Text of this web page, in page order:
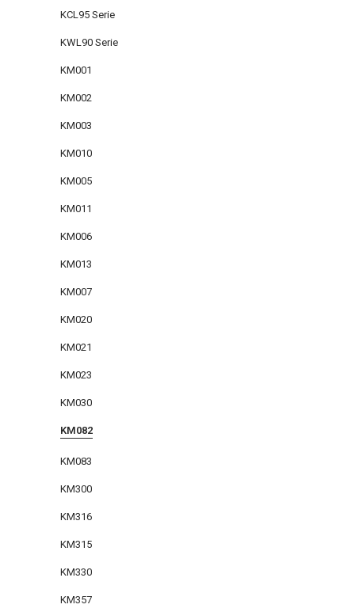
KCL95 Serie
KWL90 Serie
KM001
KM002
KM003
KM010
KM005
KM011
KM006
KM013
KM007
KM020
KM021
KM023
KM030
KM082
KM083
KM300
KM316
KM315
KM330
KM357